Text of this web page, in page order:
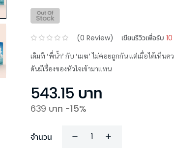
(0 Review) เขียนรีวิวเพื่อรับ
เดิมที ‘พี่น้ำ’ กับ ‘เมฆ’ ไม่ค่อยถูกกัน แต่เมื่อได้เห็
ดันมีเรื่องของหัวใจเข้ามาแทน
543.15 บาท
639บาท -15%
จำนวน